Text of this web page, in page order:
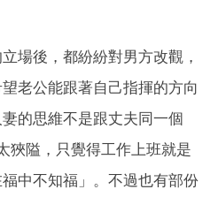
場後，都紛紛對男方改觀，
老公能跟著自己指揮的方向
的思維不是跟丈夫同一個
狹隘，只覺得工作上班就是
福中不知福」。不過也有部份